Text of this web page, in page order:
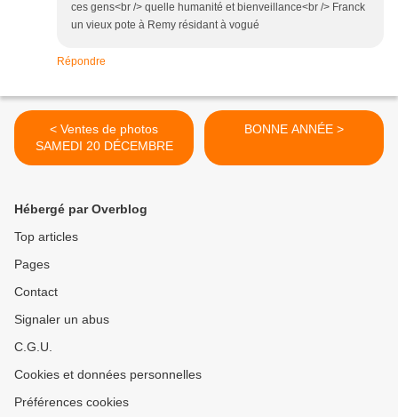
ces gens<br /> quelle humanité et bienveillance<br /> Franck
un vieux pote à Remy résidant à vogué
Répondre
< Ventes de photos
SAMEDI 20 DÉCEMBRE
BONNE ANNÉE >
Hébergé par Overblog
Top articles
Pages
Contact
Signaler un abus
C.G.U.
Cookies et données personnelles
Préférences cookies